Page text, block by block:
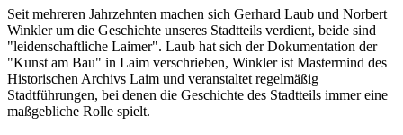
Seit mehreren Jahrzehnten machen sich Gerhard Laub und Norbert
Winkler um die Geschichte unseres Stadtteils verdient, beide sind
"leidenschaftliche Laimer". Laub hat sich der Dokumentation der
"Kunst am Bau" in Laim verschrieben, Winkler ist Mastermind des
Historischen Archivs Laim und veranstaltet regelmäßig
Stadtführungen, bei denen die Geschichte des Stadtteils immer eine
maßgebliche Rolle spielt.